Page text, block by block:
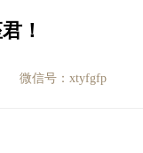
！
微信号：xtyfgfp